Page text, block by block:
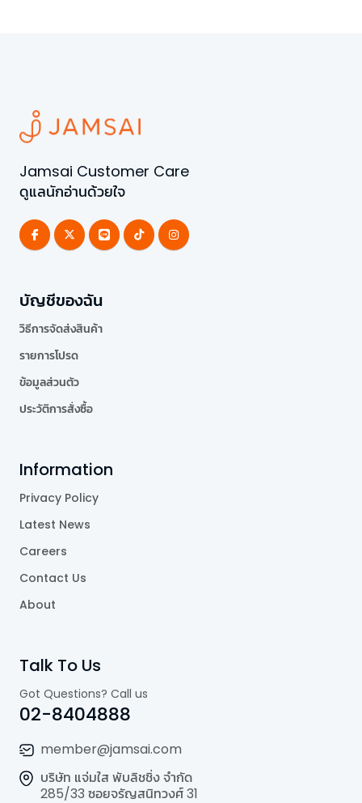
Jamsai Customer Care
ดูแลนักอ่านด้วยใจ
บัญชีของฉัน
วิธีการจัดส่งสินค้า
รายการโปรด
ข้อมูลส่วนตัว
ประวัติการสั่งซื้อ
Information
Privacy Policy
Latest News
Careers
Contact Us
About
Talk To Us
Got Questions? Call us
02-8404888
member@jamsai.com
บริษัท แจ่มใส พับลิชชิ่ง จำกัด
285/33 ซอยจรัญสนิทวงศ์ 31